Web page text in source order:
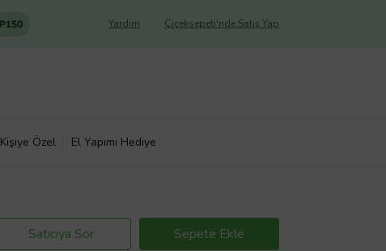
Çiçeksepeti'nde Satış Yap
Yardım
Kişiye Özel El Yapımı Hediye
Satıcıya Sor Sepete Ekle